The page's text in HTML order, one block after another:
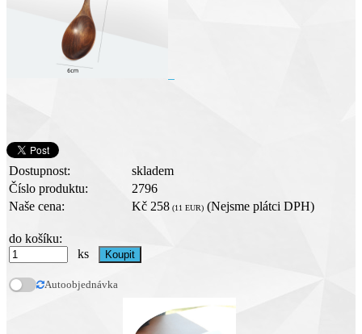
Dostupnost:
skladem
Číslo produktu:
2796
Naše cena:
Kč 258 (11 EUR) (Nejsme plátci DPH)
do košíku:
ks
Autoobjednávka